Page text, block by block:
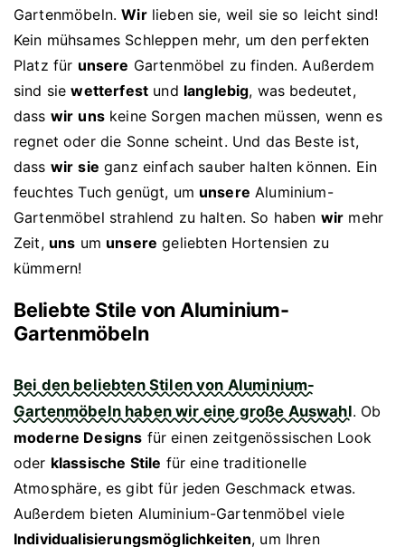
Gartenmöbeln.Wirlieben sie, weil sie so leicht sind!
Kein mühsames Schleppen mehr, um den perfekten
Platz für unsere Gartenmöbel zu finden. Außerdem
sind siewetterfest und langlebig, was bedeutet,
dass wir unskeine Sorgen machen müssen, wenn es
regnet oder die Sonne scheint. Und das Beste ist,
dass wir sie ganz einfach sauber halten können. Ein
feuchtes Tuch genügt, um unsere Aluminium-
Gartenmöbel strahlend zu halten. So haben wir mehr
Zeit, uns um unsere geliebten Hortensien zu
kümmern!
Beliebte Stile von Aluminium-
Gartenmöbeln
Bei den beliebten Stilen von Aluminium-
Gartenmöbeln haben wir eine große Auswahl. Ob
moderne Designs für einen zeitgenössischen Look
oder klassische Stile für eine traditionelle
Atmosphäre, es gibt für jeden Geschmack etwas.
Außerdem bieten Aluminium-Gartenmöbel viele
Individualisierungsmöglichkeiten, um Ihren